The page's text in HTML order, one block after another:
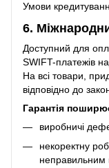
Умови
6.
Доступний для
SWIFT-платежів
На всі товари,
відповідно до
Гарантія
виробничі
некоректну
неправильним